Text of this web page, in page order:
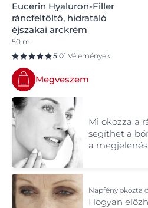
Eucerin Hyaluron-Filler
ráncfeltöltő, hidratáló
éjszakai arckrém
50 ml
5.01 Vélemények
Megveszem
Mi okozza a
segíthet a
a
Napfény okozta
Hogyan